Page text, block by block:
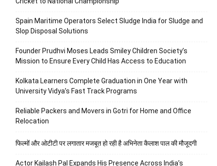
Spain Maritime Operators Select Sludge India for Sludge and
Slop Disposal Solutions
Founder Prudhvi Moses Leads Smiley Children Society’s
Mission to Ensure Every Child Has Access to Education
Kolkata Learners Complete Graduation in One Year with
University Vidya’s Fast Track Programs
Reliable Packers and Movers in Gotri for Home and Office
Relocation
फिल्मों और ओटीटी पर लगातार मजबूत हो रही है अभिनेता कैलाश पाल की मौजूदगी
Actor Kailash Pal Expands His Presence Across India’s